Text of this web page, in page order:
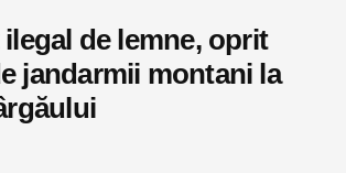
de lemne, oprit
jandarmii montani la